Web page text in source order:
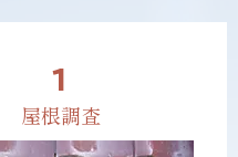
1
屋根調査